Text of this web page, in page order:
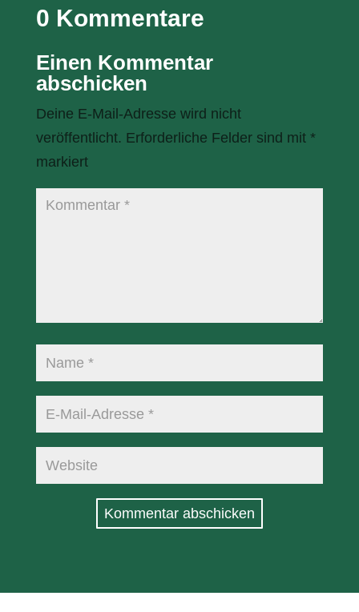
0 Kommentare
Einen Kommentar
abschicken
Deine E-Mail-Adresse wird nicht
veröffentlicht. Erforderliche Felder sind mit *
markiert
Kommentar abschicken